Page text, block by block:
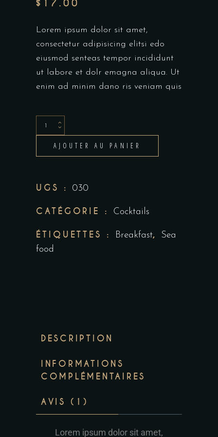
$ 17.00
Lorem ipsum dolor sit amet,
consectetur adipisicing elitsi edo
eiusmod senteas tempor incididunt
ut labore et dolr emagna aliqua. Ut
enim ad minim dano ris veniam quis
AJOUTER AU PANIER
UGS : 030
CATÉGORIE : Cocktails
ÉTIQUETTES : Breakfast,
Sea
food
DESCRIPTION
INFORMATIONS
COMPLÉMENTAIRES
AVIS (1)
Lorem ipsum dolor sit amet,